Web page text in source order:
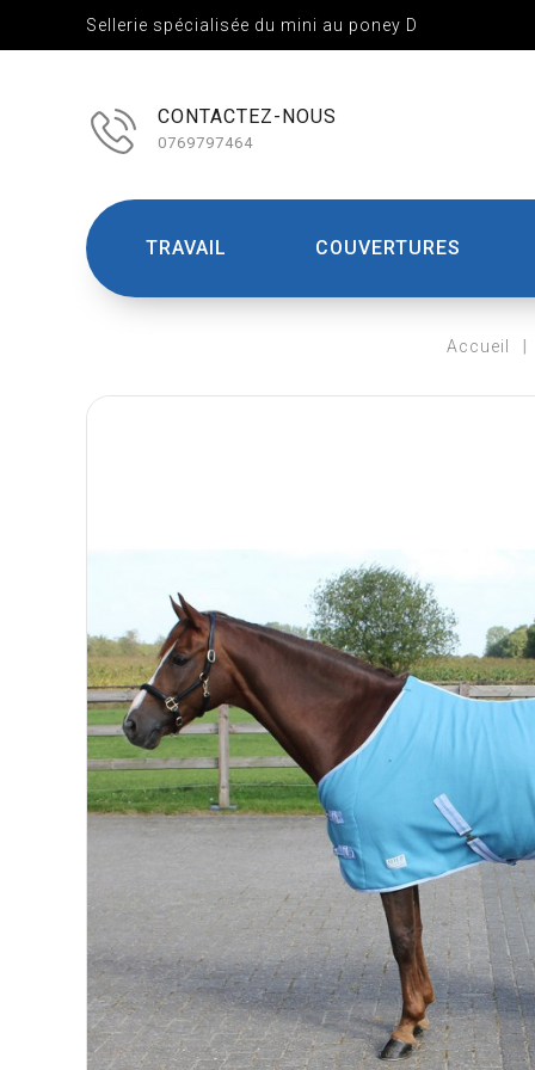
Sellerie spécialisée du mini au poney D
CONTACTEZ-NOUS
0769797464
TRAVAIL COUVERTURES
Accueil